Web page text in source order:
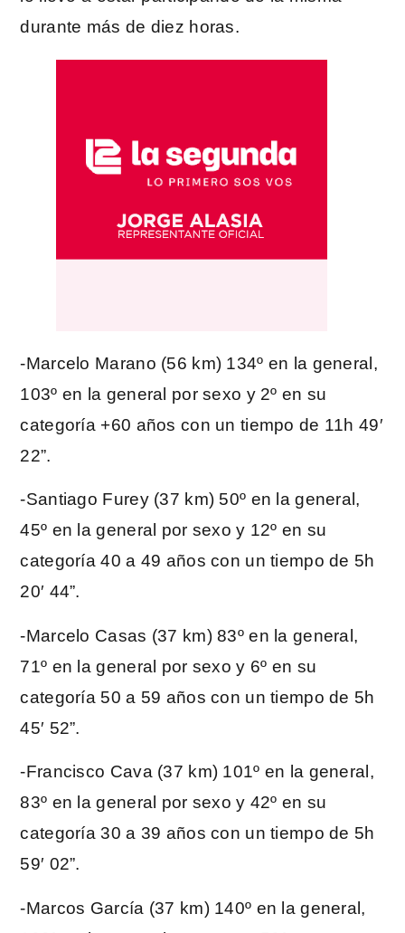
durante más de diez horas.
-Marcelo Marano (56 km) 134º en la general,
103º en la general por sexo y 2º en su
categoría +60 años con un tiempo de 11h 49′
22”.
-Santiago Furey (37 km) 50º en la general,
45º en la general por sexo y 12º en su
categoría 40 a 49 años con un tiempo de 5h
20′ 44”.
-Marcelo Casas (37 km) 83º en la general,
71º en la general por sexo y 6º en su
categoría 50 a 59 años con un tiempo de 5h
45′ 52”.
-Francisco Cava (37 km) 101º en la general,
83º en la general por sexo y 42º en su
categoría 30 a 39 años con un tiempo de 5h
59′ 02”.
-Marcos García (37 km) 140º en la general,